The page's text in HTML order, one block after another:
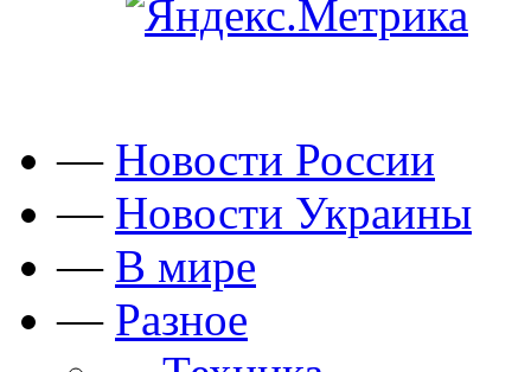
— Новости России
— Новости Украины
— В мире
— Разное